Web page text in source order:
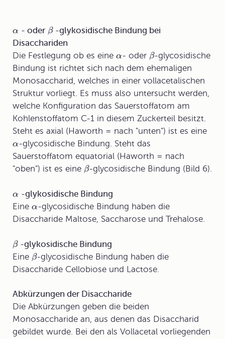
α - oder β -glykosidische Bindung bei
Disacchariden
Die Festlegung ob es eine α- oder β-glycosidische
Bindung ist richtet sich nach dem ehemaligen
Monosaccharid, welches in einer vollacetalischen
Struktur vorliegt. Es muss also untersucht werden,
welche Konfiguration das Sauerstoffatom am
Kohlenstoffatom C-1 in diesem Zuckerteil besitzt.
Steht es axial (Haworth = nach "unten") ist es eine
α-glycosidische Bindung. Steht das
Sauerstoffatom equatorial (Haworth = nach
"oben") ist es eine β-glycosidische Bindung (Bild 6).
α -glykosidische Bindung
Eine α-glycosidische Bindung haben die
Disaccharide Maltose, Saccharose und Trehalose.
β -glykosidische Bindung
Eine β-glycosidische Bindung haben die
Disaccharide Cellobiose und Lactose.
Abkürzungen der Disaccharide
Die Abkürzungen geben die beiden
Monosaccharide an, aus denen das Disaccharid
gebildet wurde. Bei den als Vollacetal vorliegenden